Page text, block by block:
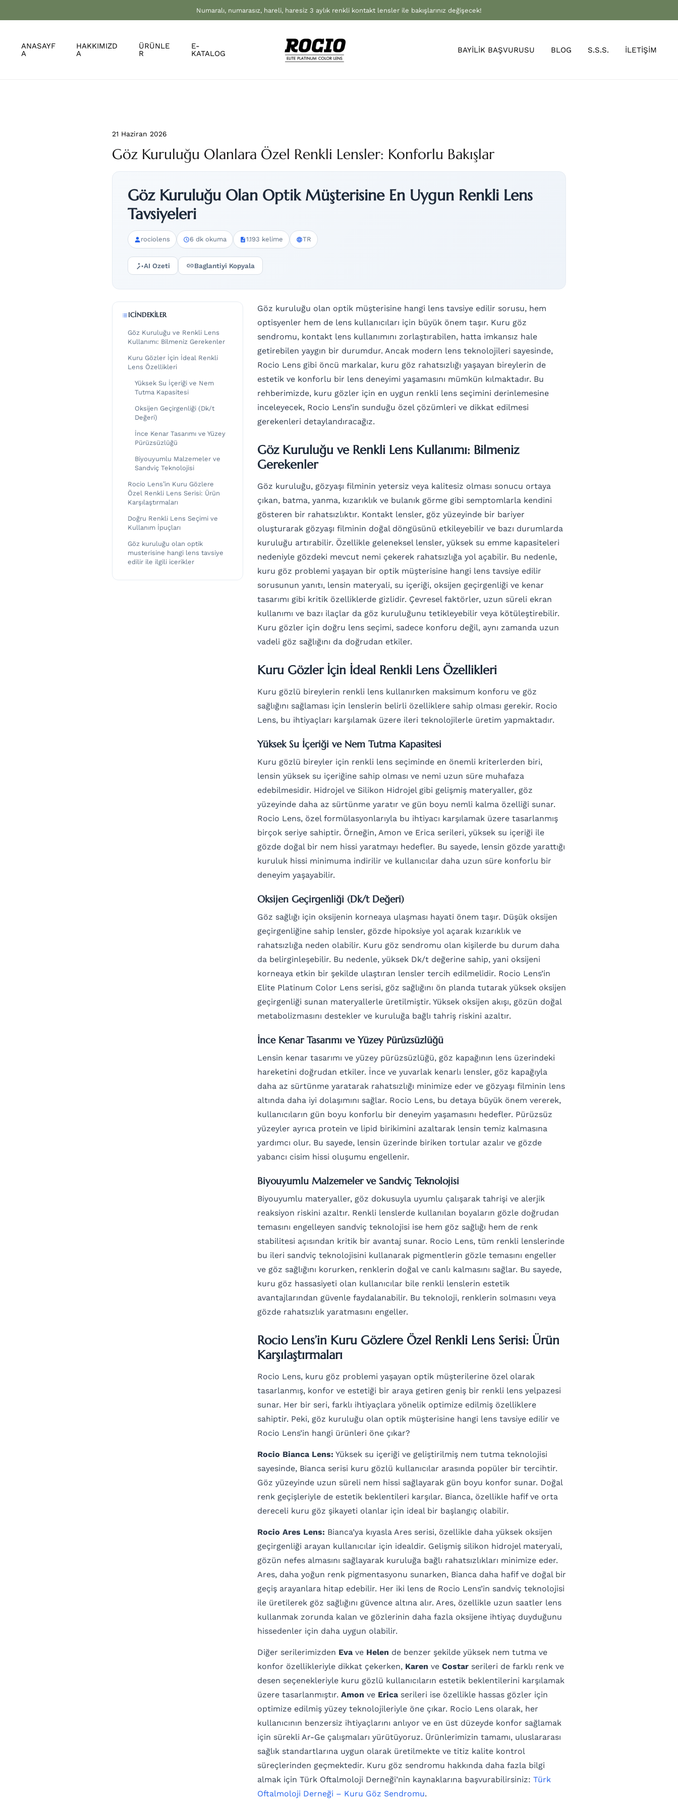
Numaralı, numarasız, hareli, haresiz 3 aylık renkli kontakt lensler ile bakışlarınız değişecek!
ANASAYF
A
HAKKIMIZD
A
ÜRÜNLE
R
E-
KATALOG
BAYİLİK BAŞVURUSU BLOG S.S.S. İLETİŞİM
21 Haziran 2026
Göz Kuruluğu Olanlara Özel Renkli Lensler: Konforlu Bakışlar
Göz Kuruluğu Olan Optik Müşterisine En Uygun Renkli Lens
Tavsiyeleri
rociolens 6 dk okuma 1.193 kelime TR
AI Ozeti Baglantiyi Kopyala
ICINDEKILER
Göz Kuruluğu ve Renkli Lens
Kullanımı: Bilmeniz Gerekenler
Kuru Gözler İçin İdeal Renkli
Lens Özellikleri
Yüksek Su İçeriği ve Nem
Tutma Kapasitesi
Oksijen Geçirgenliği (Dk/t
Değeri)
İnce Kenar Tasarımı ve Yüzey
Pürüzsüzlüğü
Biyouyumlu Malzemeler ve
Sandviç Teknolojisi
Rocio Lens’in Kuru Gözlere
Özel Renkli Lens Serisi: Ürün
Karşılaştırmaları
Doğru Renkli Lens Seçimi ve
Kullanım İpuçları
Göz kuruluğu olan optik
musterisine hangi lens tavsiye
edilir ile ilgili icerikler
Göz kuruluğu olan optik müşterisine hangi lens tavsiye edilir sorusu, hem
optisyenler hem de lens kullanıcıları için büyük önem taşır. Kuru göz
sendromu, kontakt lens kullanımını zorlaştırabilen, hatta imkansız hale
getirebilen yaygın bir durumdur. Ancak modern lens teknolojileri sayesinde,
Rocio Lens gibi öncü markalar, kuru göz rahatsızlığı yaşayan bireylerin de
estetik ve konforlu bir lens deneyimi yaşamasını mümkün kılmaktadır. Bu
rehberimizde, kuru gözler için en uygun renkli lens seçimini derinlemesine
inceleyecek, Rocio Lens’in sunduğu özel çözümleri ve dikkat edilmesi
gerekenleri detaylandıracağız.
Göz Kuruluğu ve Renkli Lens Kullanımı: Bilmeniz
Gerekenler
Göz kuruluğu, gözyaşı filminin yetersiz veya kalitesiz olması sonucu ortaya
çıkan, batma, yanma, kızarıklık ve bulanık görme gibi semptomlarla kendini
gösteren bir rahatsızlıktır. Kontakt lensler, göz yüzeyinde bir bariyer
oluşturarak gözyaşı filminin doğal döngüsünü etkileyebilir ve bazı durumlarda
kuruluğu artırabilir. Özellikle geleneksel lensler, yüksek su emme kapasiteleri
nedeniyle gözdeki mevcut nemi çekerek rahatsızlığa yol açabilir. Bu nedenle,
kuru göz problemi yaşayan bir optik müşterisine hangi lens tavsiye edilir
sorusunun yanıtı, lensin materyali, su içeriği, oksijen geçirgenliği ve kenar
tasarımı gibi kritik özelliklerde gizlidir. Çevresel faktörler, uzun süreli ekran
kullanımı ve bazı ilaçlar da göz kuruluğunu tetikleyebilir veya kötüleştirebilir.
Kuru gözler için doğru lens seçimi, sadece konforu değil, aynı zamanda uzun
vadeli göz sağlığını da doğrudan etkiler.
Kuru Gözler İçin İdeal Renkli Lens Özellikleri
Kuru gözlü bireylerin renkli lens kullanırken maksimum konforu ve göz
sağlığını sağlaması için lenslerin belirli özelliklere sahip olması gerekir. Rocio
Lens, bu ihtiyaçları karşılamak üzere ileri teknolojilerle üretim yapmaktadır.
Yüksek Su İçeriği ve Nem Tutma Kapasitesi
Kuru gözlü bireyler için renkli lens seçiminde en önemli kriterlerden biri,
lensin yüksek su içeriğine sahip olması ve nemi uzun süre muhafaza
edebilmesidir. Hidrojel ve Silikon Hidrojel gibi gelişmiş materyaller, göz
yüzeyinde daha az sürtünme yaratır ve gün boyu nemli kalma özelliği sunar.
Rocio Lens, özel formülasyonlarıyla bu ihtiyacı karşılamak üzere tasarlanmış
birçok seriye sahiptir. Örneğin, Amon ve Erica serileri, yüksek su içeriği ile
gözde doğal bir nem hissi yaratmayı hedefler. Bu sayede, lensin gözde yarattığı
kuruluk hissi minimuma indirilir ve kullanıcılar daha uzun süre konforlu bir
deneyim yaşayabilir.
Oksijen Geçirgenliği (Dk/t Değeri)
Göz sağlığı için oksijenin korneaya ulaşması hayati önem taşır. Düşük oksijen
geçirgenliğine sahip lensler, gözde hipoksiye yol açarak kızarıklık ve
rahatsızlığa neden olabilir. Kuru göz sendromu olan kişilerde bu durum daha
da belirginleşebilir. Bu nedenle, yüksek Dk/t değerine sahip, yani oksijeni
korneaya etkin bir şekilde ulaştıran lensler tercih edilmelidir. Rocio Lens’in
Elite Platinum Color Lens serisi, göz sağlığını ön planda tutarak yüksek oksijen
geçirgenliği sunan materyallerle üretilmiştir. Yüksek oksijen akışı, gözün doğal
metabolizmasını destekler ve kuruluğa bağlı tahriş riskini azaltır.
İnce Kenar Tasarımı ve Yüzey Pürüzsüzlüğü
Lensin kenar tasarımı ve yüzey pürüzsüzlüğü, göz kapağının lens üzerindeki
hareketini doğrudan etkiler. İnce ve yuvarlak kenarlı lensler, göz kapağıyla
daha az sürtünme yaratarak rahatsızlığı minimize eder ve gözyaşı filminin lens
altında daha iyi dolaşımını sağlar. Rocio Lens, bu detaya büyük önem vererek,
kullanıcıların gün boyu konforlu bir deneyim yaşamasını hedefler. Pürüzsüz
yüzeyler ayrıca protein ve lipid birikimini azaltarak lensin temiz kalmasına
yardımcı olur. Bu sayede, lensin üzerinde biriken tortular azalır ve gözde
yabancı cisim hissi oluşumu engellenir.
Biyouyumlu Malzemeler ve Sandviç Teknolojisi
Biyouyumlu materyaller, göz dokusuyla uyumlu çalışarak tahrişi ve alerjik
reaksiyon riskini azaltır. Renkli lenslerde kullanılan boyaların gözle doğrudan
temasını engelleyen sandviç teknolojisi ise hem göz sağlığı hem de renk
stabilitesi açısından kritik bir avantaj sunar. Rocio Lens, tüm renkli lenslerinde
bu ileri sandviç teknolojisini kullanarak pigmentlerin gözle temasını engeller
ve göz sağlığını korurken, renklerin doğal ve canlı kalmasını sağlar. Bu sayede,
kuru göz hassasiyeti olan kullanıcılar bile renkli lenslerin estetik
avantajlarından güvenle faydalanabilir. Bu teknoloji, renklerin solmasını veya
gözde rahatsızlık yaratmasını engeller.
Rocio Lens’in Kuru Gözlere Özel Renkli Lens Serisi: Ürün
Karşılaştırmaları
Rocio Lens, kuru göz problemi yaşayan optik müşterilerine özel olarak
tasarlanmış, konfor ve estetiği bir araya getiren geniş bir renkli lens yelpazesi
sunar. Her bir seri, farklı ihtiyaçlara yönelik optimize edilmiş özelliklere
sahiptir. Peki, göz kuruluğu olan optik müşterisine hangi lens tavsiye edilir ve
Rocio Lens’in hangi ürünleri öne çıkar?
Rocio Bianca Lens: Yüksek su içeriği ve geliştirilmiş nem tutma teknolojisi
sayesinde, Bianca serisi kuru gözlü kullanıcılar arasında popüler bir tercihtir.
Göz yüzeyinde uzun süreli nem hissi sağlayarak gün boyu konfor sunar. Doğal
renk geçişleriyle de estetik beklentileri karşılar. Bianca, özellikle hafif ve orta
dereceli kuru göz şikayeti olanlar için ideal bir başlangıç olabilir.
Rocio Ares Lens: Bianca’ya kıyasla Ares serisi, özellikle daha yüksek oksijen
geçirgenliği arayan kullanıcılar için idealdir. Gelişmiş silikon hidrojel materyali,
gözün nefes almasını sağlayarak kuruluğa bağlı rahatsızlıkları minimize eder.
Ares, daha yoğun renk pigmentasyonu sunarken, Bianca daha hafif ve doğal bir
geçiş arayanlara hitap edebilir. Her iki lens de Rocio Lens’in sandviç teknolojisi
ile üretilerek göz sağlığını güvence altına alır. Ares, özellikle uzun saatler lens
kullanmak zorunda kalan ve gözlerinin daha fazla oksijene ihtiyaç duyduğunu
hissedenler için daha uygun olabilir.
Diğer serilerimizden Eva ve Helen de benzer şekilde yüksek nem tutma ve
konfor özellikleriyle dikkat çekerken, Karen ve Costar serileri de farklı renk ve
desen seçenekleriyle kuru gözlü kullanıcıların estetik beklentilerini karşılamak
üzere tasarlanmıştır. Amon ve Erica serileri ise özellikle hassas gözler için
optimize edilmiş yüzey teknolojileriyle öne çıkar. Rocio Lens olarak, her
kullanıcının benzersiz ihtiyaçlarını anlıyor ve en üst düzeyde konfor sağlamak
için sürekli Ar-Ge çalışmaları yürütüyoruz. Ürünlerimizin tamamı, uluslararası
sağlık standartlarına uygun olarak üretilmekte ve titiz kalite kontrol
süreçlerinden geçmektedir. Kuru göz sendromu hakkında daha fazla bilgi
almak için Türk Oftalmoloji Derneği’nin kaynaklarına başvurabilirsiniz: Türk
Oftalmoloji Derneği – Kuru Göz Sendromu.